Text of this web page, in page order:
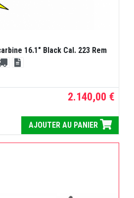
16.1" Black Cal. 223 Rem
2.140,00 €
AJOUTER AU PANIER